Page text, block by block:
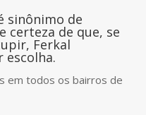
sinônimo de
certeza de que, se
Ferkal
escolha.
em todos os bairros de